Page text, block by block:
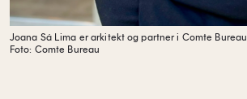
Joana Sá Lima er arkitekt og partner i Comte
Foto: Comte Bureau